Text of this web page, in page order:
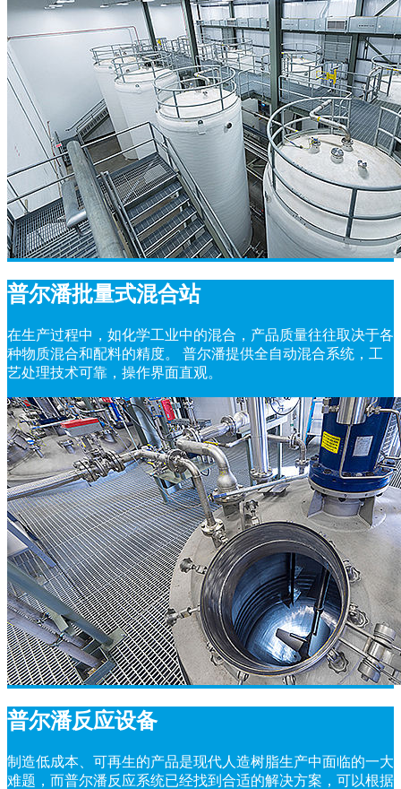
普尔潘批量式混合站
在生产过程中，如化学工业中的混合，产品质量往往取决于各
种物质混合和配料的精度。 普尔潘提供全自动混合系统，工
艺处理技术可靠，操作界面直观。
普尔潘反应设备
制造低成本、可再生的产品是现代人造树脂生产中面临的一大
难题，而普尔潘反应系统已经找到合适的解决方案，可以根据